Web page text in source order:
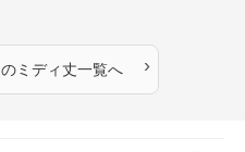
のミディ丈一覧へ ›